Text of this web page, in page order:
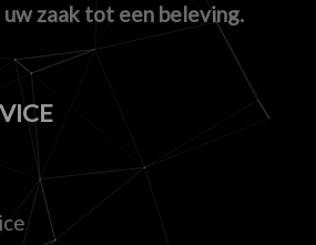
uw zaak tot een beleving.